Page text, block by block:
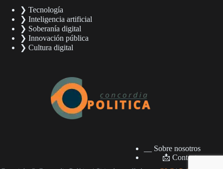
❯ Tecnología
❯ Inteligencia artificial
❯ Soberanía digital
❯ Innovación pública
❯ Cultura digital
__ Sobre nosotros
📩 Contacto